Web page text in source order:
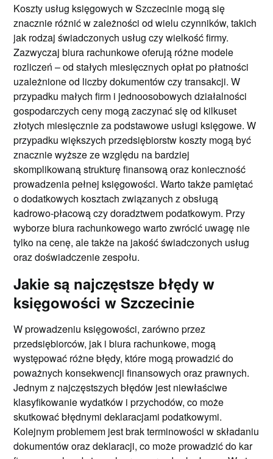
Koszty usług księgowych w Szczecinie mogą się
znacznie różnić w zależności od wielu czynników, takich
jak rodzaj świadczonych usług czy wielkość firmy.
Zazwyczaj biura rachunkowe oferują różne modele
rozliczeń – od stałych miesięcznych opłat po płatności
uzależnione od liczby dokumentów czy transakcji. W
przypadku małych firm i jednoosobowych działalności
gospodarczych ceny mogą zaczynać się od kilkuset
złotych miesięcznie za podstawowe usługi księgowe. W
przypadku większych przedsiębiorstw koszty mogą być
znacznie wyższe ze względu na bardziej
skomplikowaną strukturę finansową oraz konieczność
prowadzenia pełnej księgowości. Warto także pamiętać
o dodatkowych kosztach związanych z obsługą
kadrowo-płacową czy doradztwem podatkowym. Przy
wyborze biura rachunkowego warto zwrócić uwagę nie
tylko na cenę, ale także na jakość świadczonych usług
oraz doświadczenie zespołu.
Jakie są najczęstsze błędy w
księgowości w Szczecinie
W prowadzeniu księgowości, zarówno przez
przedsiębiorców, jak i biura rachunkowe, mogą
występować różne błędy, które mogą prowadzić do
poważnych konsekwencji finansowych oraz prawnych.
Jednym z najczęstszych błędów jest niewłaściwe
klasyfikowanie wydatków i przychodów, co może
skutkować błędnymi deklaracjami podatkowymi.
Kolejnym problemem jest brak terminowości w składaniu
dokumentów oraz deklaracji, co może prowadzić do kar